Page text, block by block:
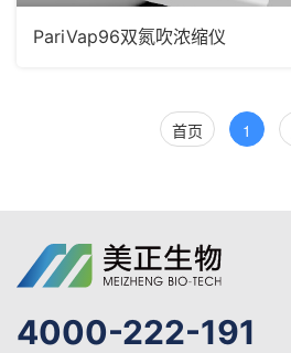
PariVap96双氮吹浓缩仪
首页 1
4000-222-191